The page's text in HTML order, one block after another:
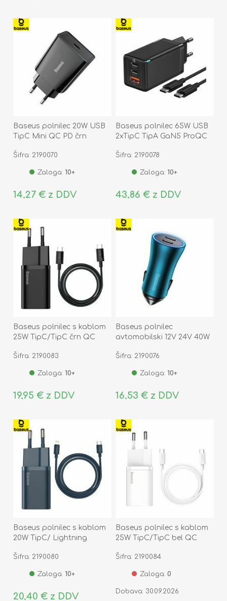
Baseus polnilec 20W USB
TipC Mini QC PD črn
Šifra: 2190070
Zaloga: 10+
14,27 € z DDV
Baseus polnilec 65W USB
2xTipC TipA GaN5 ProQC
Šifra: 2190078
Zaloga: 10+
43,86 € z DDV
Baseus polnilec s kablom
25W TipC/TipC črn QC
Šifra: 2190083
Zaloga: 10+
19,95 € z DDV
Baseus polnilec
avtomobilski 12V 24V 40W
CGJP000003
Šifra: 2190076
Zaloga: 10+
16,53 € z DDV
Baseus polnilec s kablom
20W TipC/ Lightning
TZCCSUP-B03
Šifra: 2190080
Zaloga: 10+
20,40 € z DDV
Baseus polnilec s kablom
25W TipC/TipC bel QC
Šifra: 2190084
Zaloga: 0
Dobava: 30.09.2026